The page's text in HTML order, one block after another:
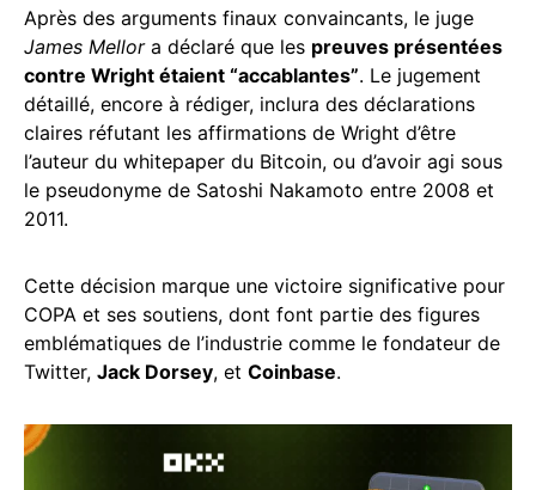
Après des arguments finaux convaincants, le juge
James Mellora déclaré que les preuves présentées
contre Wright étaient “accablantes”. Le jugement
détaillé, encore à rédiger, inclura des déclarations
claires réfutant les affirmations de Wright d’être
l’auteur du whitepaper du Bitcoin, ou d’avoir agi sous
le pseudonyme de Satoshi Nakamoto entre 2008 et
2011.
Cette décision marque une victoire significative pour
COPA et ses soutiens, dont font partie des figures
emblématiques de l’industrie comme le fondateur de
Twitter, Jack Dorsey, et Coinbase.